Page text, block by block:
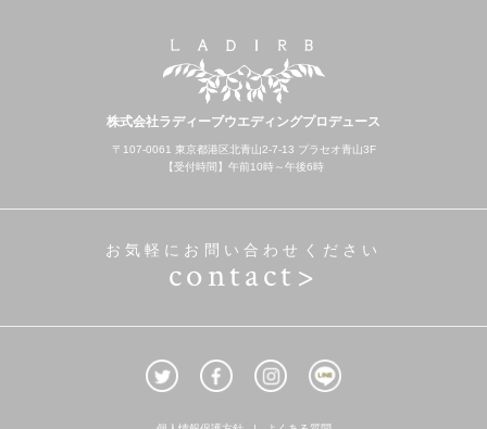
株式会社ラディーブウエディングプロデュース
〒107-0061 東京都港区北青山2-7-13 プラセオ青山3F
【受付時間】午前10時～午後6時
お気軽にお問い合わせください
contact>